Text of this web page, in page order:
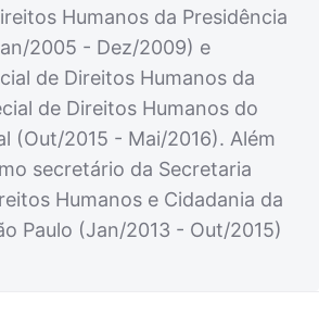
Humanos da Presidência
2005 - Dez/2009) e
de Direitos Humanos da
de Direitos Humanos do
(Out/2015 - Mai/2016). Além
secretário da Secretaria
Humanos e Cidadania da
Paulo (Jan/2013 - Out/2015)